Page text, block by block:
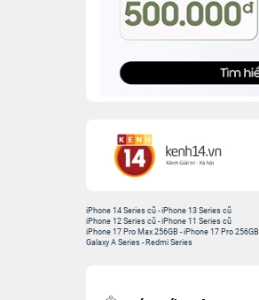
iPhone 14 Series cũ -iPhone 13 Series cũ
iPhone 12 Series cũ -iPhone 11 Series cũ
iPhone 17 Pro Max 256GB -iPhone 17 Pro 256GB
Galaxy A Series - Redmi Series